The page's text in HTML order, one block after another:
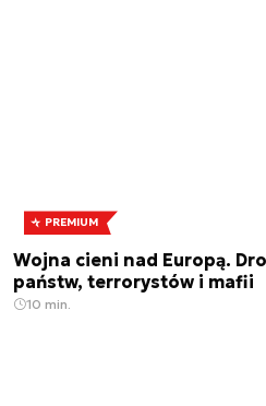
PREMIUM
Wojna cieni nad Europą.
państw, terrorystów i mafii
10 min.